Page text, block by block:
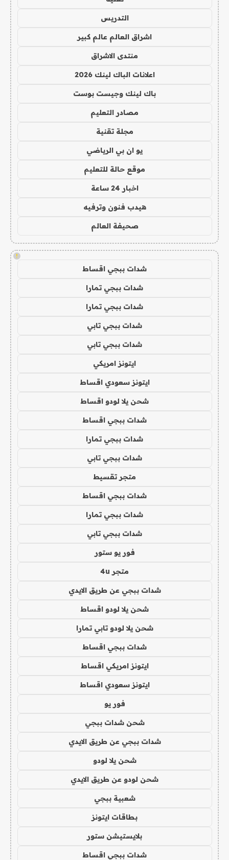
التدريس
اشراق العالم عالم كبير
منتدى الاشراق
اعلانات الباك لينك 2026
باك لينك وجيست بوست
مصادر التعليم
مجلة تقنية
يو ان بي الرياضي
موقع حالة للتعليم
اخبار 24 ساعة
هيدب فنون وترفيه
صحيفة العالم
!
شدات ببجي اقساط
شدات ببجي تمارا
شدات ببجي تمارا
شدات ببجي تابي
شدات ببجي تابي
ايتونز امريكي
ايتونز سعودي اقساط
شحن يلا لودو اقساط
شدات ببجي اقساط
شدات ببجي تمارا
شدات ببجي تابي
متجر تقسيط
شدات ببجي اقساط
شدات ببجي تمارا
شدات ببجي تابي
فور يو ستور
متجر 4u
شدات ببجي عن طريق الايدي
شحن يلا لودو اقساط
شحن يلا لودو تابي تمارا
شدات ببجي اقساط
ايتونز امريكي اقساط
ايتونز سعودي اقساط
فور يو
شحن شدات ببجي
شدات ببجي عن طريق الايدي
شحن يلا لودو
شحن لودو عن طريق الايدي
شعبية ببجي
بطاقات ايتونز
بلايستيشن ستور
شدات ببجي اقساط